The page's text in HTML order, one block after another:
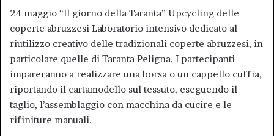
24 maggio “Il giorno della Taranta” Upcycling delle
coperte abruzzesi Laboratorio intensivo dedicato al
riutilizzo creativo delle tradizionali coperte abruzzesi, in
particolare quelle di Taranta Peligna. I partecipanti
impareranno a realizzare una borsa o un cappello cuffia,
riportando il cartamodello sul tessuto, eseguendo il
taglio, l’assemblaggio con macchina da cucire e le
rifiniture manuali.